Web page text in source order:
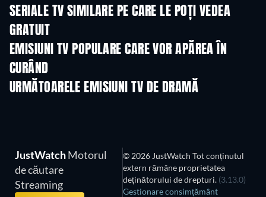
SERIALE TV SIMILARE PE CARE LE POȚI VEDEA
GRATUIT
EMISIUNI TV POPULARE CARE VOR APĂREA ÎN
CURÂND
URMĂTOARELE EMISIUNI TV DE DRAMĂ
Sezonul 6 Sezonul 2
JustWatchMotorul
de căutare
Streaming
© 2026 JustWatch Tot conținutul
extern rămâne proprietatea
deținătorului de drepturi. (3.13.0)
Gestionare consimțământ